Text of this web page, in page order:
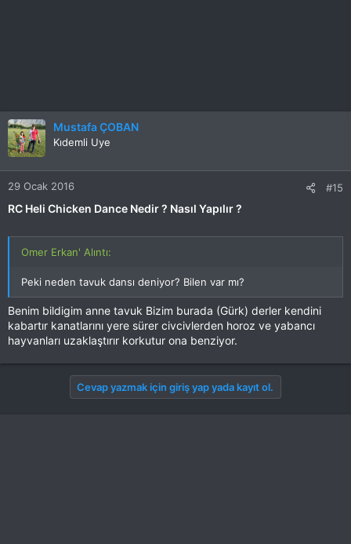
Mustafa ÇOBAN
Kıdemli Uye
29 Ocak 2016 #15
RC Heli Chicken Dance Nedir ? Nasıl Yapılır ?
Omer Erkan' Alıntı:
Peki neden tavuk dansı deniyor? Bilen var mı?
Benim bildigim anne tavuk Bizim burada (Gürk) derler kendini
kabartır kanatlarını yere sürer civcivlerden horoz ve yabancı
hayvanları uzaklaştırır korkutur ona benziyor.
Cevap yazmak için giriş yap yada kayıt ol.